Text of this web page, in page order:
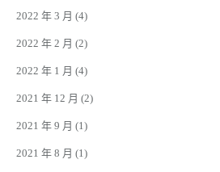
2022 年 3 月 (4)
2022 年 2 月 (2)
2022 年 1 月 (4)
2021 年 12 月 (2)
2021 年 9 月 (1)
2021 年 8 月 (1)